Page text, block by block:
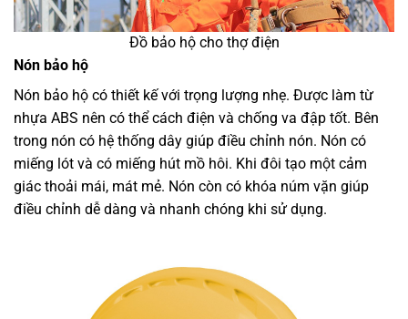
Đồ bảo hộ cho thợ điện
Nón bảo hộ
Nón bảo hộ có thiết kế với trọng lượng nhẹ. Được làm từ
nhựa ABS nên có thể cách điện và chống va đập tốt. Bên
trong nón có hệ thống dây giúp điều chỉnh nón. Nón có
miếng lót và có miếng hút mồ hôi. Khi đôi tạo một cảm
giác thoải mái, mát mẻ. Nón còn có khóa núm vặn giúp
điều chỉnh dễ dàng và nhanh chóng khi sử dụng.